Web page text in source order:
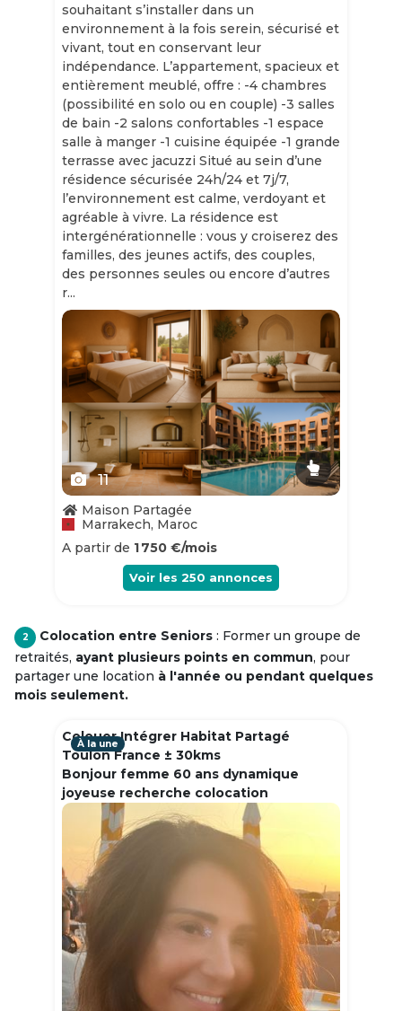
souhaitant s’installer dans un
environnement à la fois serein, sécurisé et
vivant, tout en conservant leur
indépendance. L’appartement, spacieux et
entièrement meublé, offre : -4 chambres
(possibilité en solo ou en couple) -3 salles
de bain -2 salons confortables -1 espace
salle à manger -1 cuisine équipée -1 grande
terrasse avec jacuzzi Situé au sein d’une
résidence sécurisée 24h/24 et 7j/7,
l’environnement est calme, verdoyant et
agréable à vivre. La résidence est
intergénérationnelle : vous y croiserez des
familles, des jeunes actifs, des couples,
des personnes seules ou encore d’autres
r...
Slide 1 of 11
11
Maison Partagée
Marrakech, Maroc
A partir de 1 750 €/mois
Voir les 250 annonces
2 Colocation entre Seniors : Former un groupe de
retraités, ayant plusieurs points en commun, pour
partager une location à l'année ou pendant quelques
mois seulement.
Colouer Intégrer Habitat Partagé
Toulon France ± 30kms
Bonjour femme 60 ans dynamique
joyeuse recherche colocation
À la une